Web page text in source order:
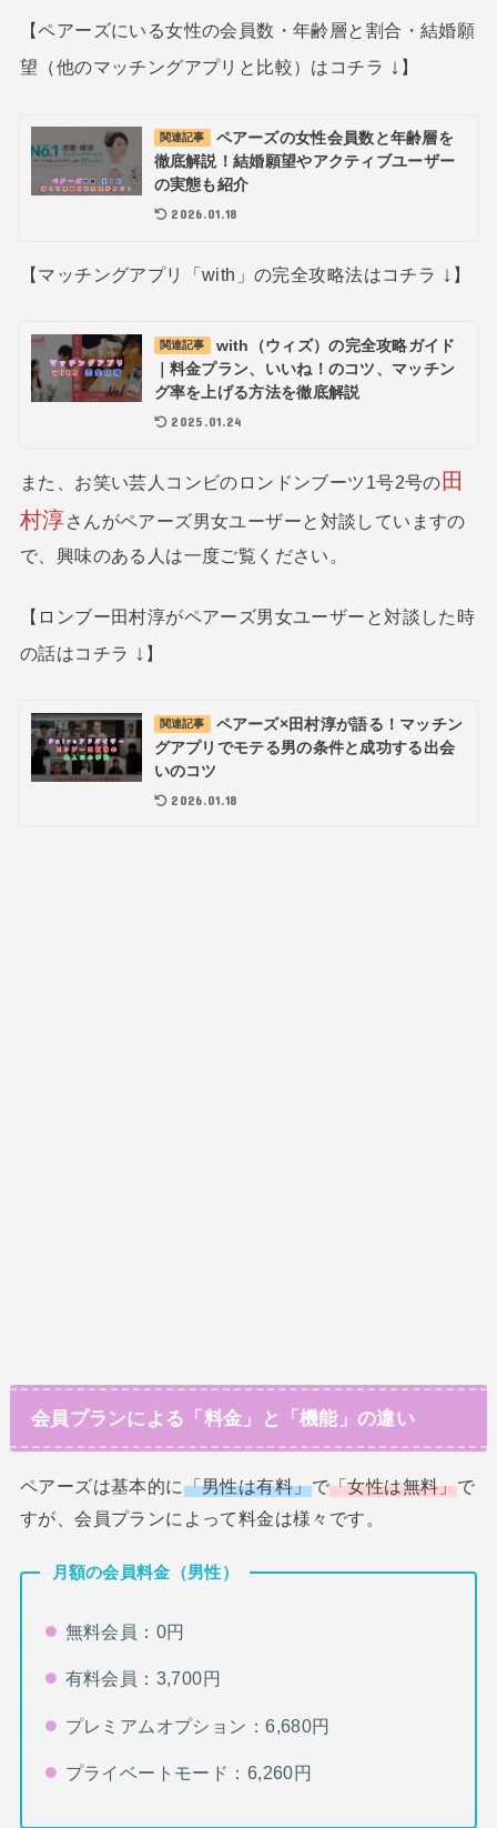
【ペアーズにいる女性の会員数・年齢層と割合・結婚願
望（他のマッチングアプリと比較）はコチラ ↓ 】
関連記事
ペアーズの女性会員数と年齢層を
徹底解説！結婚願望やアクティブユーザー
の実態も紹介
2026.01.18
【マッチングアプリ「with」の完全攻略法はコチラ ↓ 】
関連記事
with（ウィズ）の完全攻略ガイド
｜料金プラン、いいね！のコツ、マッチン
グ率を上げる方法を徹底解説
2025.01.24
また、お笑い芸人コンビのロンドンブーツ1号2号の 田
村淳さんがペアーズ男女ユーザーと対談していますの
で、興味のある人は一度ご覧ください。
【ロンブー田村淳がペアーズ男女ユーザーと対談した時
の話はコチラ ↓ 】
関連記事
ペアーズ×田村淳が語る！マッチン
グアプリでモテる男の条件と成功する出会
いのコツ
2026.01.18
会員プランによる「料金」と「機能」の違い
ペアーズは基本的に「男性は有料」で「女性は無料」で
すが、会員プランによって料金は様々です。
月額の会員料金（男性）
無料会員：0円
有料会員：3,700円
プレミアムオプション：6,680円
プライベートモード：6,260円